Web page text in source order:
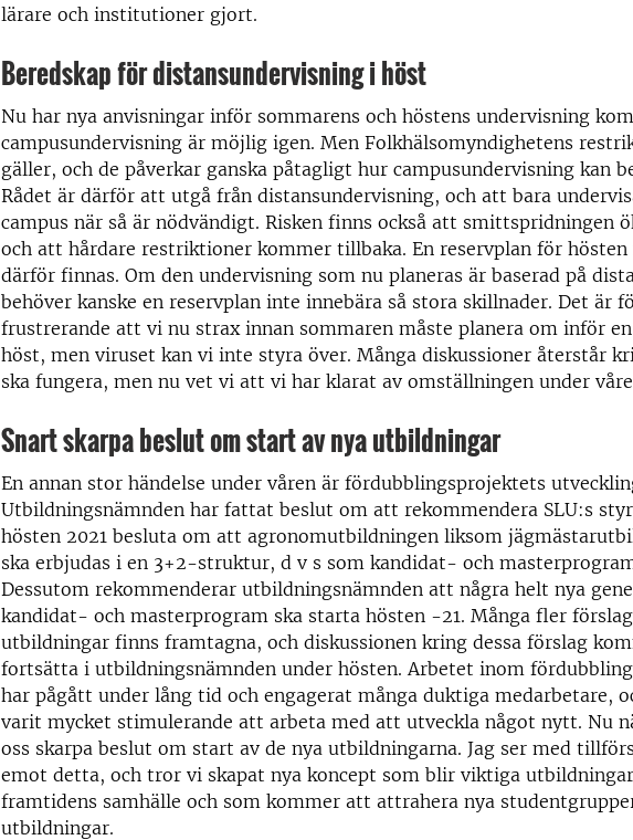
lärare och institutioner gjort.
Beredskap för distansundervisning i höst
Nu har nya anvisningar inför sommarens och höstens undervisning
campusundervisning är möjlig igen. Men Folkhälsomyndighetens
gäller, och de påverkar ganska påtagligt hur campusundervisning kan
Rådet är därför att utgå från distansundervisning, och att bara
campus när så är nödvändigt. Risken finns också att smittspridningen
och att hårdare restriktioner kommer tillbaka. En reservplan för hösten
därför finnas. Om den undervisning som nu planeras är baserad på
behöver kanske en reservplan inte innebära så stora skillnader. Det är
frustrerande att vi nu strax innan sommaren måste planera om inför
höst, men viruset kan vi inte styra över. Många diskussioner återstår
ska fungera, men nu vet vi att vi har klarat av omställningen under
Snart skarpa beslut om start av nya utbildningar
En annan stor händelse under våren är fördubblingsprojektets
Utbildningsnämnden har fattat beslut om att rekommendera SLU:s
hösten 2021 besluta om att agronomutbildningen liksom
ska erbjudas i en 3+2-struktur, d v s som kandidat- och
Dessutom rekommenderar utbildningsnämnden att några helt nya
kandidat- och masterprogram ska starta hösten -21. Många fler
utbildningar finns framtagna, och diskussionen kring dessa förslag
fortsätta i utbildningsnämnden under hösten. Arbetet inom
har pågått under lång tid och engagerat många duktiga medarbetare,
varit mycket stimulerande att arbeta med att utveckla något nytt. Nu
oss skarpa beslut om start av de nya utbildningarna. Jag ser med
emot detta, och tror vi skapat nya koncept som blir viktiga
framtidens samhälle och som kommer att attrahera nya
utbildningar.